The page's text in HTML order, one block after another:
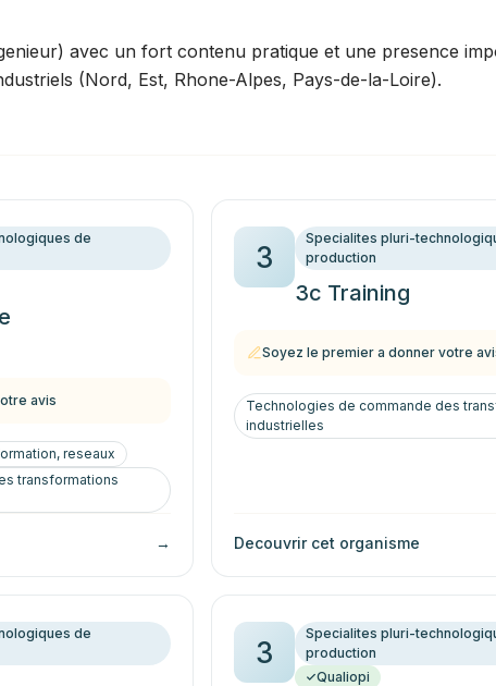
avec un fort contenu pratique et une presence
(Nord, Est, Rhone-Alpes, Pays-de-la-Loire).
de
avis
reseaux
transformations
→
3
Specialites pluri-
production
3c Training
Soyez le premier a donner votre
Technologies de commande des
industrielles
Decouvrir cet organisme
de
3
Specialites pluri-
production
Qualiopi